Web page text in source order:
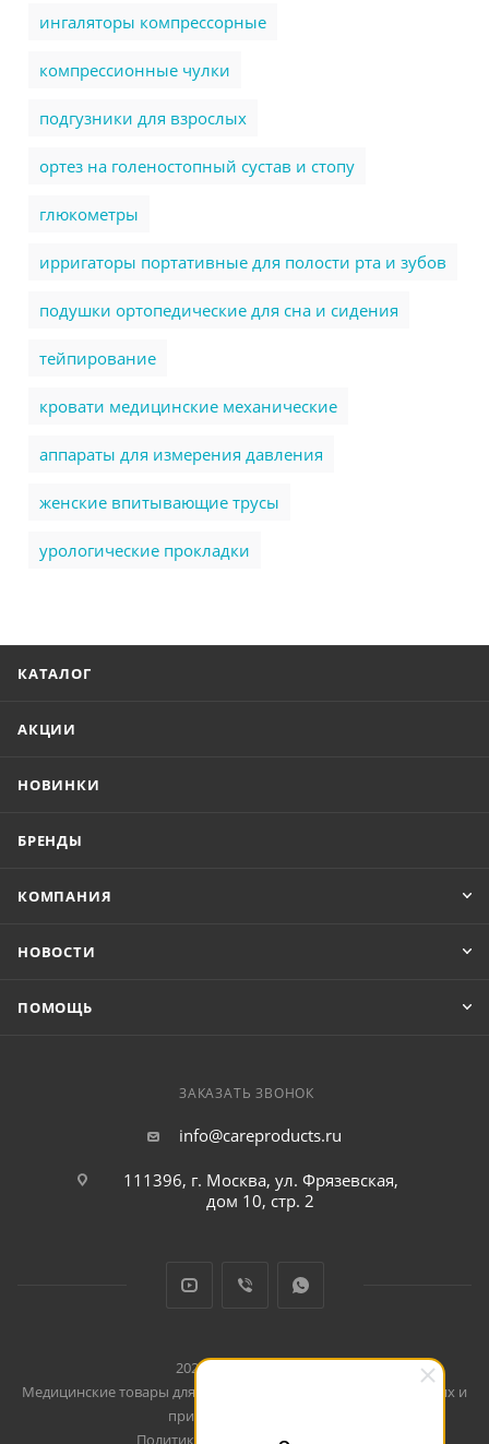
ингаляторы компрессорные
компрессионные чулки
подгузники для взрослых
ортез на голеностопный сустав и стопу
глюкометры
ирригаторы портативные для полости рта и зубов
подушки ортопедические для сна и сидения
тейпирование
кровати медицинские механические
аппараты для измерения давления
женские впитывающие трусы
урологические прокладки
КАТАЛОГ
АКЦИИ
НОВИНКИ
БРЕНДЫ
КОМПАНИЯ
НОВОСТИ
ПОМОЩЬ
ЗАКАЗАТЬ ЗВОНОК
info@careproducts.ru
111396, г. Москва, ул. Фрязевская,
дом 10, стр. 2
2026 © CareProducts
Медицинские товары для использования дома, в путешествиях и
при занятиях спортом
Политика конфеденциальности